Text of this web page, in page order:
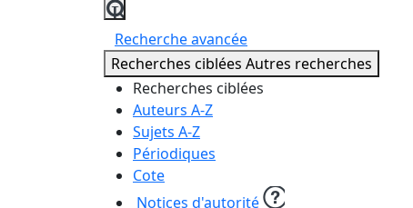
Lancer
la
recherche
Recherche avancée
Recherches ciblées Autres recherches
Recherches ciblées
Auteurs A-Z
Sujets A-Z
Périodiques
Cote
Notices d'autorité